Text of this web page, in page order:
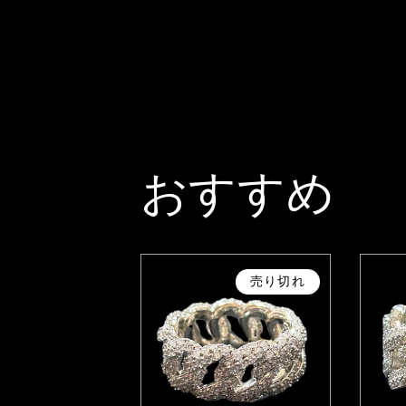
おすすめ
売り切れ